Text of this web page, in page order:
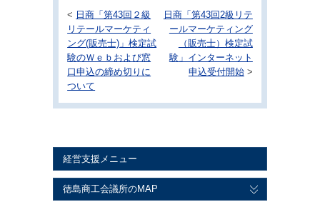
< 日商「第43回２級
リテールマーケティ
ング(販売士)」検定試
験のＷｅｂおよび窓
口申込の締め切りに
ついて
日商「第43回2級リテ
ールマーケティング
（販売士）検定試
験」インターネット
申込受付開始>
経営支援メニュー
徳島商工会議所のMAP